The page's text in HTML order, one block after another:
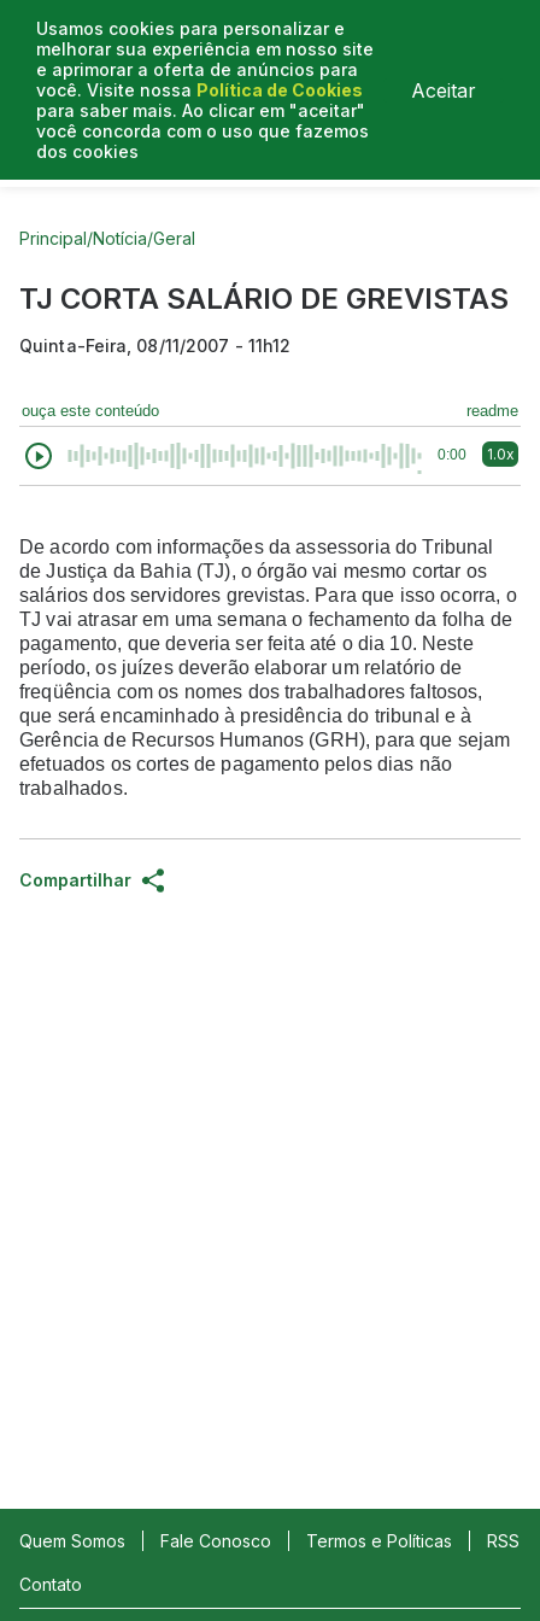
Usamos cookies para personalizar e
melhorar sua experiência em nosso site
e aprimorar a oferta de anúncios para
você. Visite nossa Política de Cookies
para saber mais. Ao clicar em "aceitar"
você concorda com o uso que fazemos
dos cookies
Aceitar
Curtas do Poder
Principal/Notícia/Geral
TJ CORTA SALÁRIO DE GREVISTAS
Quinta-Feira, 08/11/2007 - 11h12
ouça este conteúdo readme
0:00 1.0x
De acordo com informações da assessoria do Tribunal
de Justiça da Bahia (TJ), o órgão vai mesmo cortar os
salários dos servidores grevistas. Para que isso ocorra, o
TJ vai atrasar em uma semana o fechamento da folha de
pagamento, que deveria ser feita até o dia 10. Neste
período, os juízes deverão elaborar um relatório de
freqüência com os nomes dos trabalhadores faltosos,
que será encaminhado à presidência do tribunal e à
Gerência de Recursos Humanos (GRH), para que sejam
efetuados os cortes de pagamento pelos dias não
trabalhados.
Compartilhar
Quem Somos Fale Conosco Termos e Políticas RSS
Contato